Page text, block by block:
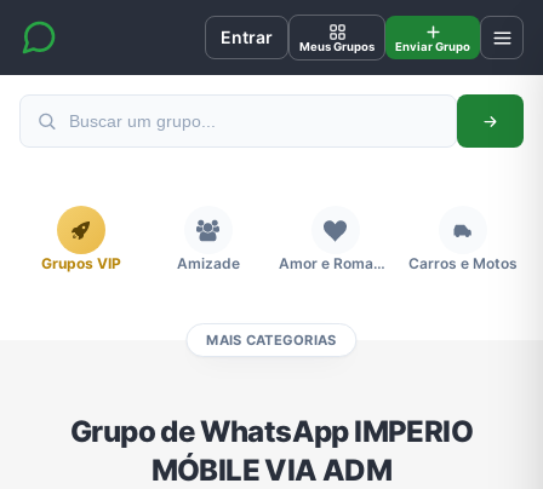
Entrar Meus Grupos Enviar Grupo
Grupos VIP Amizade Amor e Romance Carros e Motos
Educação Emagrecimento e Perda de Peso
MAIS CATEGORIAS
Grupo de WhatsApp IMPERIO
MÓBILE VIA ADM